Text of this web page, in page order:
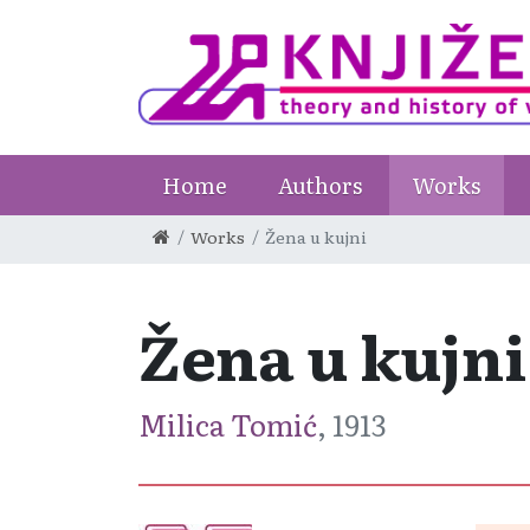
Home Authors Works
Works Žena u kujni
Žena u kujni
Milica Tomić, 1913